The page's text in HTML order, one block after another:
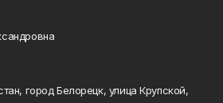
город Белорецк, улица Крупской,